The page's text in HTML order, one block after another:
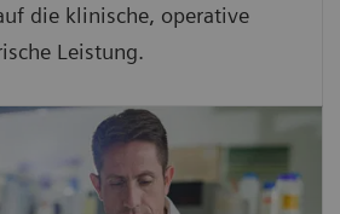
die klinische, operative
Leistung.